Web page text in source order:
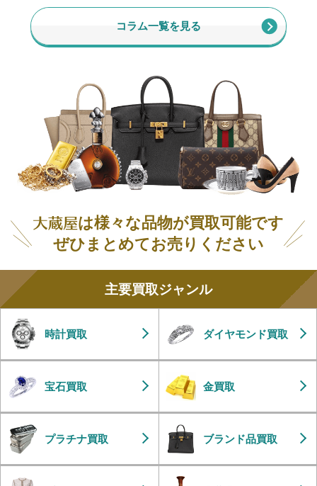
コラム一覧を見る
は様々な品物が買取可能です
ぜひまとめてお売りください
主要買取ジャンル
時計買取 ダイヤモンド買取
宝石買取 金買取
プラチナ買取 ブランド品買取